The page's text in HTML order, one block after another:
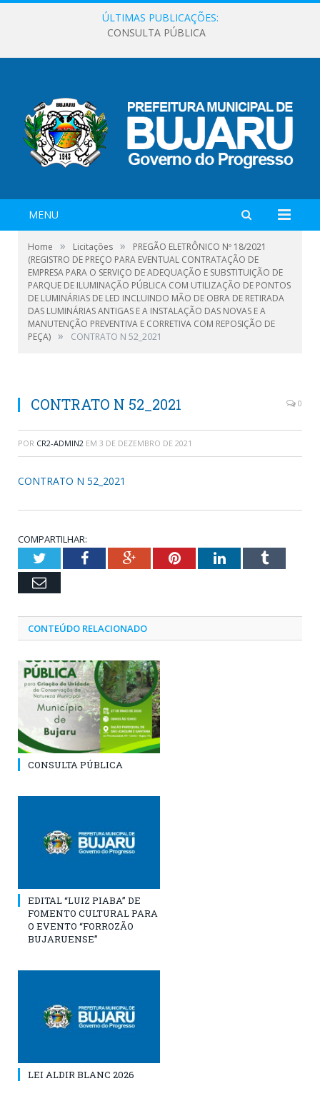
ÚLTIMAS PUBLICAÇÕES:
CONSULTA PÚBLICA
MENU
Home » Licitações »
PREGÃO ELETRÔNICO Nº 18/2021
(REGISTRO DE PREÇO PARA EVENTUAL CONTRATAÇÃO DE
EMPRESA PARA O SERVIÇO DE ADEQUAÇÃO E SUBSTITUIÇÃO DE
PARQUE DE ILUMINAÇÃO PÚBLICA COM UTILIZAÇÃO DE PONTOS
DE LUMINÁRIAS DE LED INCLUINDO MÃO DE OBRA DE RETIRADA
DAS LUMINÁRIAS ANTIGAS E A INSTALAÇÃO DAS NOVAS E A
MANUTENÇÃO PREVENTIVA E CORRETIVA COM REPOSIÇÃO DE
PEÇA) » CONTRATO N 52_2021
CONTRATO N 52_2021 0
POR CR2-ADMIN2 EM 3 DE DEZEMBRO DE 2021
CONTRATO N 52_2021
COMPARTILHAR:
TwitterFacebookGoogle+PinterestLinkedInTumblr
Email
CONTEÚDO RELACIONADO
CONSULTA PÚBLICA
EDITAL “LUIZ PIABA” DE
FOMENTO CULTURAL PARA
O EVENTO “FORROZÃO
BUJARUENSE”
LEI ALDIR BLANC 2026